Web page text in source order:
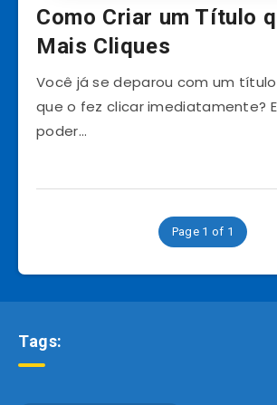
Como Criar um Título
Mais Cliques
Você já se deparou com um
que o fez clicar imediatamente?
poder…
Page 1 of 1
Tags: